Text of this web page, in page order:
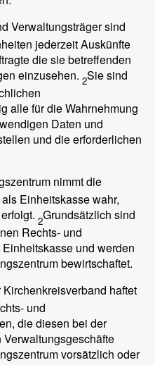
Verwaltungsträger sind
jederzeit Auskünfte
die sie betreffenden
einzusehen. 2Sie sind
alle für die Wahrnehmung
Daten und
und die erforderlichen
nimmt die
Einheitskasse wahr,
2Grundsätzlich sind
Rechts- und
und werden
bewirtschaftet.
haftet
und
die diesen bei der
vorsätzlich oder